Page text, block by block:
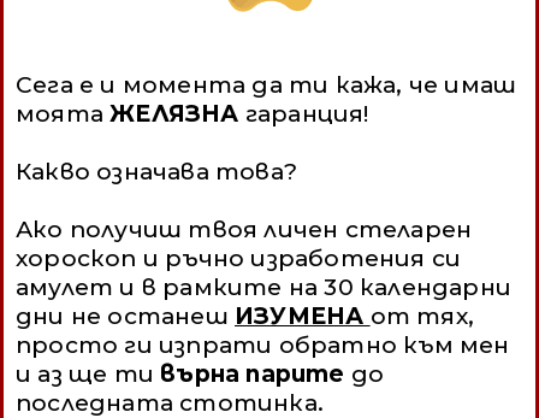
Сега е и момента да ти кажа, чe имаш
моятаЖЕЛЯЗНА гаранция!
Какво означава това?
Ако получиш твоя личен стеларен
хороскоп и ръчно изработения си
амулет и в рамките на 30 календарни
дни не останеш ИЗУМЕНА от тях,
просто ги изпрати обратно към мен
и аз ще ти върна парите до
последната стотинка.